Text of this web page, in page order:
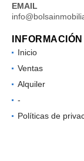
EMAIL
INFORMACIÓN
Inicio
Ventas
Alquiler
-
Políticas de